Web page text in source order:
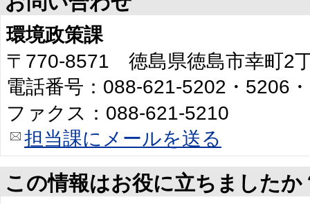
環境政策課
〒770-8571 徳島県徳島市幸町2
電話番号：088-621-5202・5206
ファクス：088-621-5210
担当課にメールを送る
この情報はお役に立ちましたか